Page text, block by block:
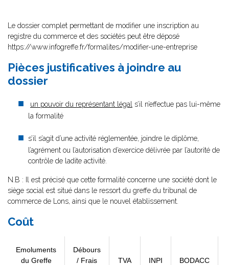
Le dossier complet permettant de modifier une inscription au
registre du commerce et des sociétés peut être déposé
https://www.infogreffe.fr/formalites/modifier-une-entreprise
Pièces justificatives à joindre au
dossier
un pouvoir du représentant légal s’il n’effectue pas lui-même
la formalité
s’il s’agit d’une activité réglementée, joindre le diplôme,
l’agrément ou l’autorisation d’exercice délivrée par l’autorité de
contrôle de ladite activité.
N.B : Il est précisé que cette formalité concerne une société dont le
siège social est situé dans le ressort du greffe du tribunal de
commerce de Lons, ainsi que le nouvel établissement.
Coût
Emoluments
du Greffe
Débours
/ Frais
TVA INPI BODACC